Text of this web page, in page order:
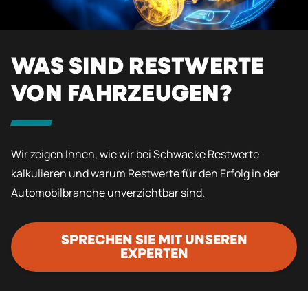
WAS SIND RESTWERTE
VON FAHRZEUGEN?
Wir zeigen Ihnen, wie wir bei Schwacke Restwerte
kalkulieren und warum Restwerte für den Erfolg in der
Automobilbranche unverzichtbar sind.
SPRECHEN SIE MIT UNSEREN
EXPERTEN